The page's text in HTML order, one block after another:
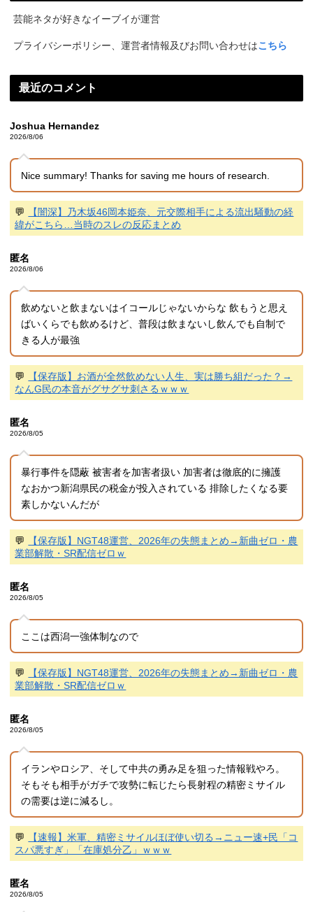
芸能ネタが好きなイーブイが運営
プライバシーポリシー、運営者情報及びお問い合わせはこちら
最近のコメント
Joshua Hernandez
2026/8/06
Nice summary! Thanks for saving me hours of research.
💬
【闇深】乃木坂46岡本姫奈、元交際相手による流出騒動の経
緯がこちら…当時のスレの反応まとめ
匿名
2026/8/06
飲めないと飲まないはイコールじゃないからな 飲もうと思え
ばいくらでも飲めるけど、普段は飲まないし飲んでも自制で
きる人が最強
💬
【保存版】お酒が全然飲めない人生、実は勝ち組だった？→
なんG民の本音がグサグサ刺さるｗｗｗ
匿名
2026/8/05
暴行事件を隠蔽 被害者を加害者扱い 加害者は徹底的に擁護
なおかつ新潟県民の税金が投入されている 排除したくなる要
素しかないんだが
💬
【保存版】NGT48運営、2026年の失態まとめ→新曲ゼロ・農
業部解散・SR配信ゼロｗ
匿名
2026/8/05
ここは西潟一強体制なので
💬
【保存版】NGT48運営、2026年の失態まとめ→新曲ゼロ・農
業部解散・SR配信ゼロｗ
匿名
2026/8/05
イランやロシア、そして中共の勇み足を狙った情報戦やろ。
そもそも相手がガチで攻勢に転じたら長射程の精密ミサイル
の需要は逆に減るし。
💬
【速報】米軍、精密ミサイルほぼ使い切る→ニュー速+民「コ
スパ悪すぎ」「在庫処分乙」ｗｗｗ
匿名
2026/8/05